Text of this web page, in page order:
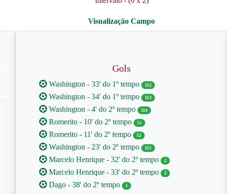
Gols
Washington - 33' do 1º tempo 112
Washington - 34' do 1º tempo 113
Washington - 4' do 2º tempo 114
Romerito - 10' do 2º tempo 51
Romerito - 11' do 2º tempo 52
Washington - 23' do 2º tempo 115
Marcelo Henrique - 32' do 2º tempo 2
Marcelo Henrique - 33' do 2º tempo 3
Dago - 38' do 2º tempo 1